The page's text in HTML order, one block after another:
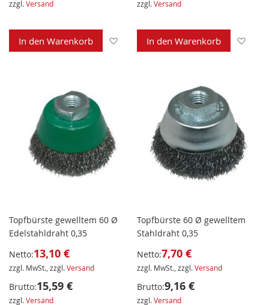
zzgl.Versand
In den Warenkorb Zur Wunschliste hinzufügen
zzgl.Versand
In den Warenkorb
Topfbürste gewelltem 60 Ø
Edelstahldraht 0,35
Netto:13,10 €
zzgl. MwSt., zzgl.Versand
Brutto:15,59 €
zzgl.Versand
Topfbürste 60 Ø gewelltem
Stahldraht 0,35
Netto:7,70 €
zzgl. MwSt., zzgl.Versand
Brutto:9,16 €
zzgl.Versand